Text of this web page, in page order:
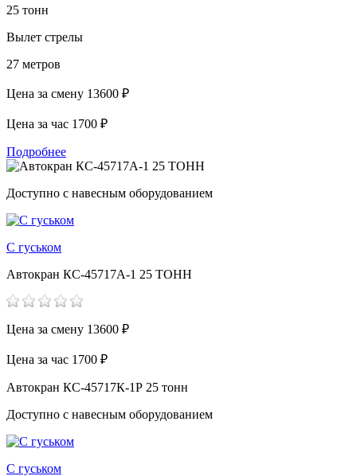
25 тонн
Вылет стрелы
27 метров
Цена за смену 13600 ₽
Цена за час 1700 ₽
Подробнее
Доступно с навесным оборудованием
С гуськом
Автокран КС-45717А-1 25 ТОНН
Цена за смену 13600 ₽
Цена за час 1700 ₽
Автокран КС-45717К-1Р 25 тонн
Доступно с навесным оборудованием
С гуськом